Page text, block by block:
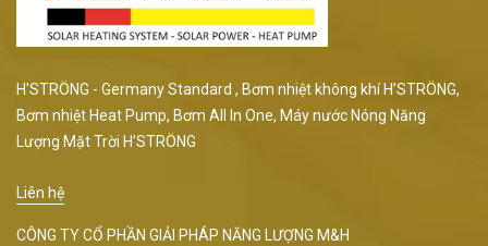
H'STRÖNG - Germany Standard , Bơm nhiệt không khí H’STRÖNG,
Bơm nhiệt Heat Pump, Bơm All In One, Máy nước Nóng Năng
Lượng Mặt Trời H’STRÖNG
Liên hệ
CÔNG TY CỔ PHẦN GIẢI PHÁP NĂNG LƯỢNG M&H